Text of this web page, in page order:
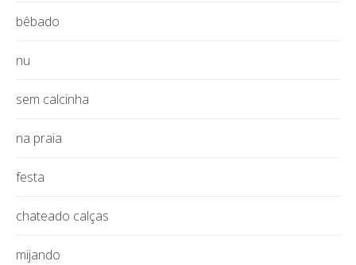
bêbado
nu
sem calcinha
na praia
festa
chateado calças
mijando